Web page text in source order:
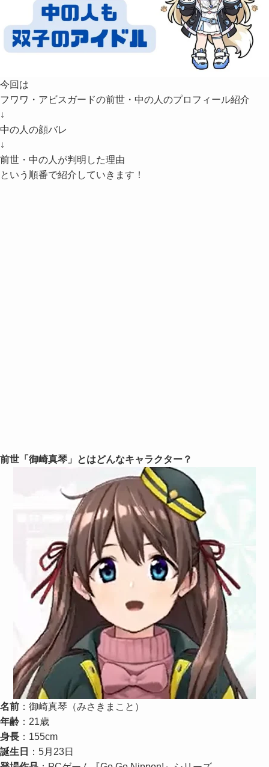
今回は
フワワ・アビスガードの前世・中の人のプロフィール紹介
↓
中の人の顔バレ
↓
前世・中の人が判明した理由
という順番で紹介していきます！
前世「御崎真琴」とはどんなキャラクター？
名前 ：御崎真琴（みさきまこと）
年齢 ：21歳
身長 ：155cm
誕生日 ：5月23日